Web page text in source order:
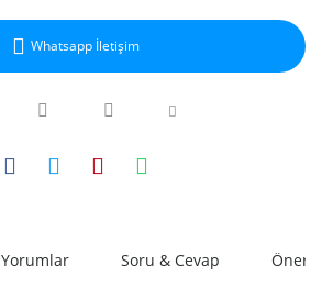
Whatsapp İletişim
Yorumlar Soru & Cevap